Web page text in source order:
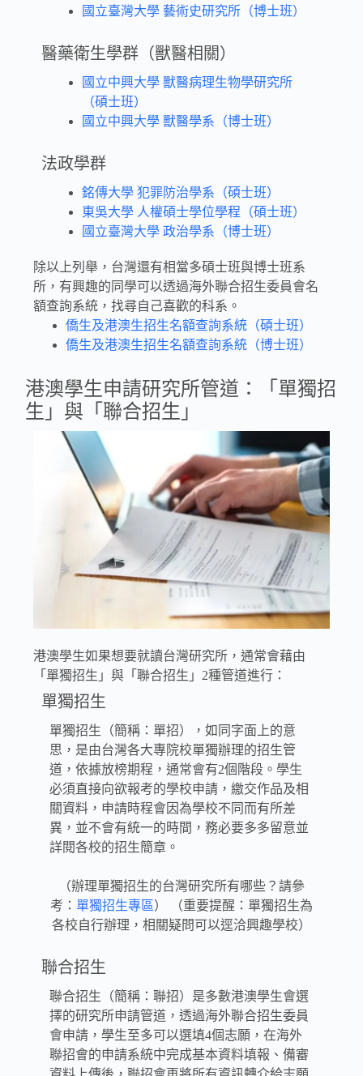
國立臺灣大學 藝術史研究所（博士班）
醫藥衛生學群（獸醫相關）
國立中興大學 獸醫病理生物學研究所
（碩士班）
國立中興大學 獸醫學系（博士班）
法政學群
銘傳大學 犯罪防治學系（碩士班）
東吳大學 人權碩士學位學程（碩士班）
國立臺灣大學 政治學系（博士班）
除以上列舉，台灣還有相當多碩士班與博士班系
所，有興趣的同學可以透過海外聯合招生委員會名
額查詢系統，找尋自己喜歡的科系。
僑生及港澳生招生名額查詢系統（碩士班）
僑生及港澳生招生名額查詢系統（博士班）
港澳學生申請研究所管道：「單獨招
生」與「聯合招生」
港澳學生如果想要就讀台灣研究所，通常會藉由
「單獨招生」與「聯合招生」2種管道進行：
單獨招生
單獨招生（簡稱：單招），如同字面上的意
思，是由台灣各大專院校單獨辦理的招生管
道，依據放榜期程，通常會有2個階段。學生
必須直接向欲報考的學校申請，繳交作品及相
關資料，申請時程會因為學校不同而有所差
異，並不會有統一的時間，務必要多多留意並
詳閱各校的招生簡章。
（辦理單獨招生的台灣研究所有哪些？請參
考： 單獨招生專區） （重要提醒：單獨招生為
各校自行辦理，相關疑問可以逕洽興趣學校）
聯合招生
聯合招生（簡稱：聯招）是多數港澳學生會選
擇的研究所申請管道，透過海外聯合招生委員
會申請，學生至多可以選填4個志願，在海外
聯招會的申請系統中完成基本資料填報、備審